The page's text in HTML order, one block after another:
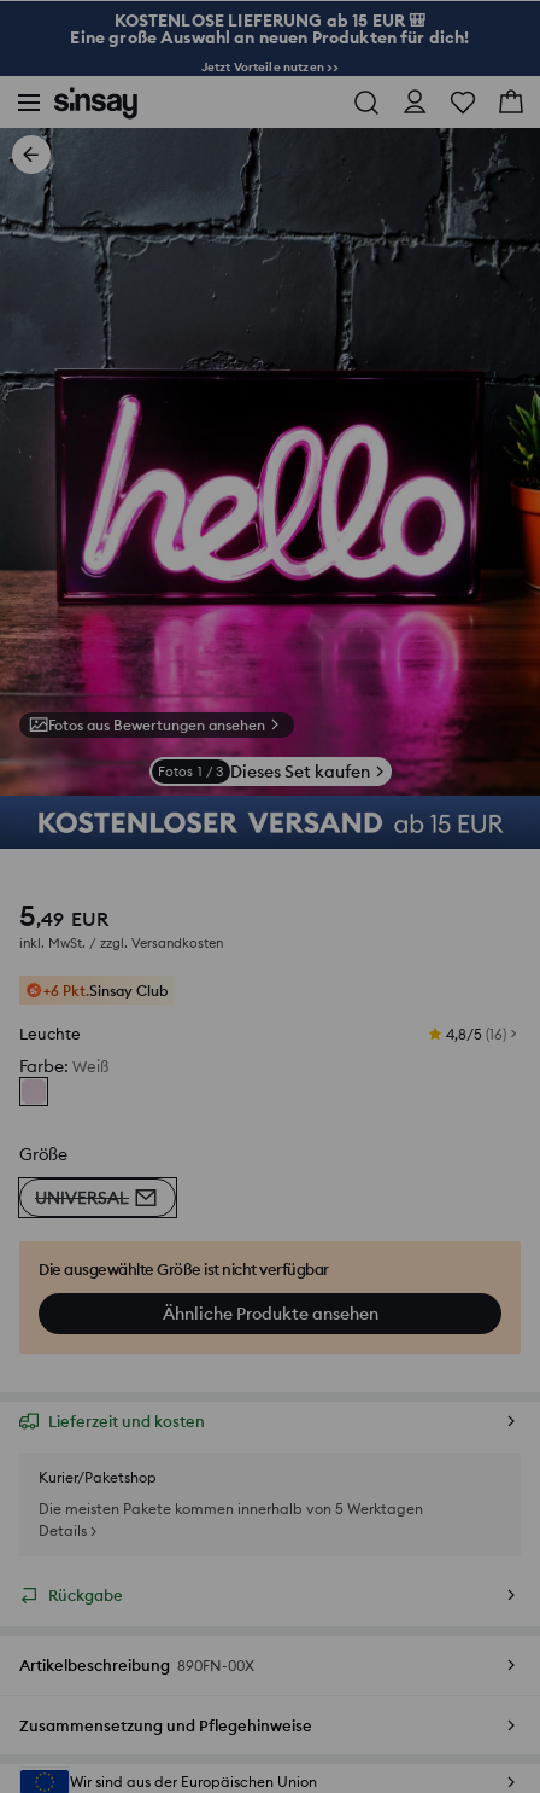
KOSTENLOSE LIEFERUNG ab 15 EUR 🎒
Eine große Auswahl an neuen Produkten für dich!
Jetzt Vorteile nutzen >>
Fotos aus Bewertungen ansehen
Fotos 1 / 3 Dieses Set kaufen
5,49 EUR
inkl. MwSt. / zzgl. Versandkosten
+6 Pkt.Sinsay Club
Leuchte 4,8/5 (16)
Farbe: Weiß
Größe
UNIVERSAL
Die ausgewählte Größe ist nicht verfügbar
Ähnliche Produkte ansehen
Lieferzeit und kosten
Kurier/Paketshop
Die meisten Pakete kommen innerhalb von 5 Werktagen
Details >
Rückgabe
Artikelbeschreibung 890FN-00X
Zusammensetzung und Pflegehinweise
Wir sind aus der Europäischen Union